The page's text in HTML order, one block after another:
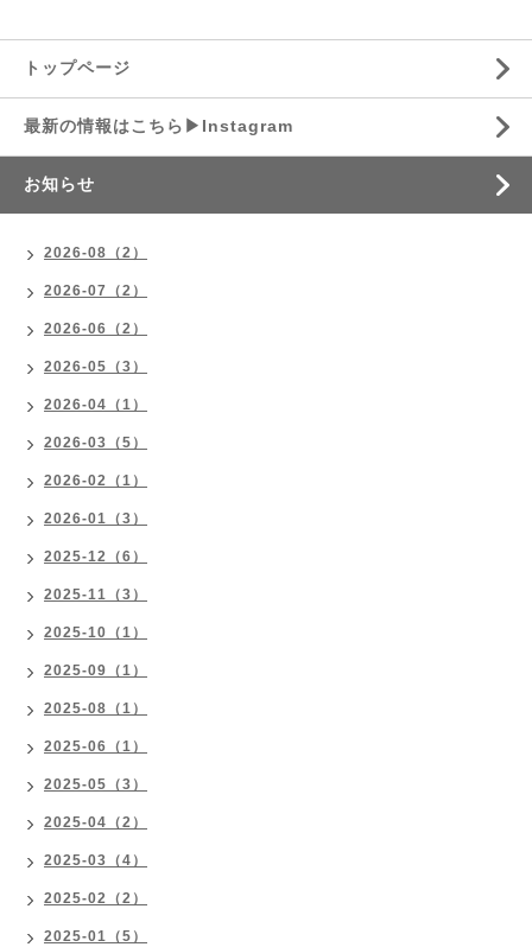
トップページ
最新の情報はこちら▶︎Instagram
お知らせ
2026-08（2）
2026-07（2）
2026-06（2）
2026-05（3）
2026-04（1）
2026-03（5）
2026-02（1）
2026-01（3）
2025-12（6）
2025-11（3）
2025-10（1）
2025-09（1）
2025-08（1）
2025-06（1）
2025-05（3）
2025-04（2）
2025-03（4）
2025-02（2）
2025-01（5）